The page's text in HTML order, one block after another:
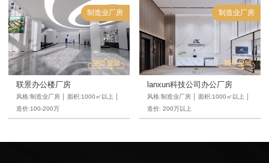
制造业厂房
联景办公楼厂房
风格:制造业厂房 │ 面积:1000㎡以上 │
造价:100-200万
制造业厂房
lanxun科技公司办公厂房
风格:制造业厂房 │ 面积:1000㎡以上 │
造价: 200万以上